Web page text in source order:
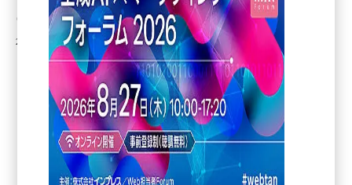
youtube (2444)
note (2322)
セミナー (2315)
z世代 (1629)
meo (1281)
llmo (1167)
海部 美知
2007年5月17日 8:00